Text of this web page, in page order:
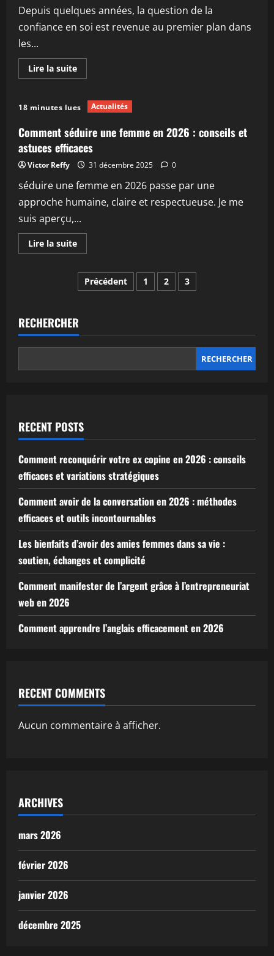
syndrome
du
je
»
vivre
pleinement
Depuis quelques années, la question de la
confiance en soi est revenue au premier plan dans
les...
Lire la suiteEn
savoir
Comment
renforcer
confiance
en
soi
en
adoptant
des
alternatives
au
suicide
en
18 minutes lues Actualités
Comment séduire une femme en 2026 : conseils et
astuces efficaces
Victor Reffy 31 décembre 2025 0
séduire une femme en 2026 passe par une
approche humaine, claire et respectueuse. Je me
suis aperçu,...
Lire la suiteEn
savoir
Comment
séduire
une
2026
:
conseils
et
Pagination
publications
Précédent 1 2 3
RECHERCHER
RECHERCHER
RECENT POSTS
Comment reconquérir votre ex copine en 2026 : conseils
efficaces et variations stratégiques
Comment avoir de la conversation en 2026 : méthodes
efficaces et outils incontournables
Les bienfaits d’avoir des amies femmes dans sa vie :
soutien, échanges et complicité
Comment manifester de l’argent grâce à l’entrepreneuriat
web en 2026
Comment apprendre l’anglais efficacement en 2026
RECENT COMMENTS
Aucun commentaire à afficher.
ARCHIVES
mars 2026
février 2026
janvier 2026
décembre 2025